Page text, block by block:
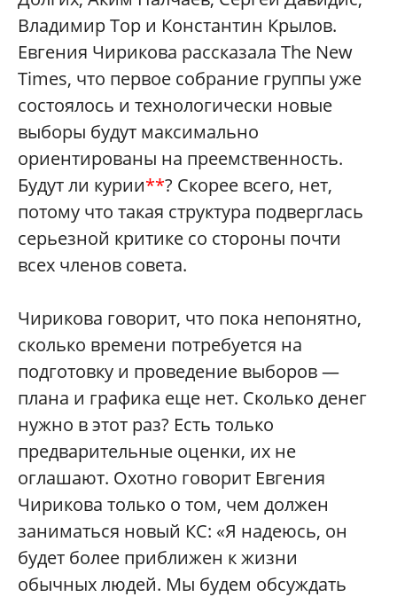
Владимир Тор и Константин Крылов.
Евгения Чирикова рассказала The New
Times, что первое собрание группы уже
состоялось и технологически новые
выборы будут максимально
ориентированы на преемственность.
Будут ли курии**? Скорее всего, нет,
потому что такая структура подверглась
серьезной критике со стороны почти
всех членов совета.
Чирикова говорит, что пока непонятно,
сколько времени потребуется на
подготовку и проведение выборов —
плана и графика еще нет. Сколько денег
нужно в этот раз? Есть только
предварительные оценки, их не
оглашают. Охотно говорит Евгения
Чирикова только о том, чем должен
заниматься новый КС: «Я надеюсь, он
будет более приближен к жизни
обычных людей. Мы будем обсуждать